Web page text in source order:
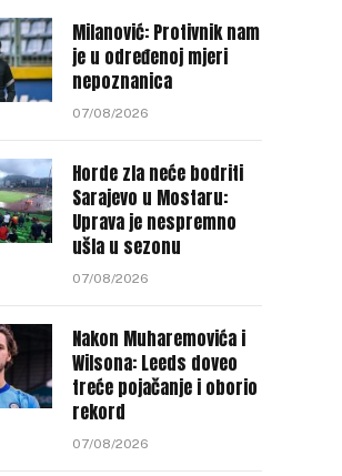
Milanović: Protivnik nam
je u određenoj mjeri
nepoznanica
07/08/2026
Horde zla neće bodriti
Sarajevo u Mostaru:
Uprava je nespremno
ušla u sezonu
07/08/2026
Nakon Muharemovića i
Wilsona: Leeds doveo
treće pojačanje i oborio
rekord
07/08/2026